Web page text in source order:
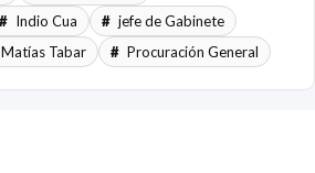
Indio Cua
jefe de Gabinete
Matías Tabar Procuración General